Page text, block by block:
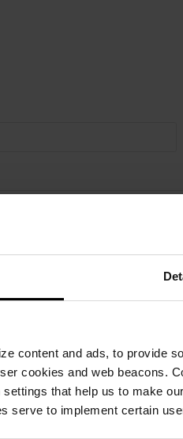
content and ads, to provide
cookies and web beacons.
that help us to make
serve to implement certain
putem e-maila te